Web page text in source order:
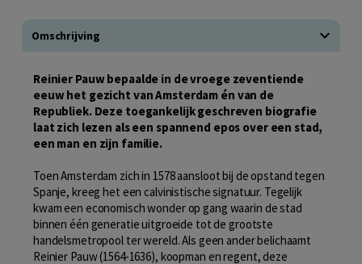
Omschrijving
Reinier Pauw bepaalde in de vroege zeventiende
eeuw het gezicht van Amsterdam én van de
Republiek. Deze toegankelijk geschreven biografie
laat zich lezen als een spannend epos over een stad,
een man en zijn familie.
Toen Amsterdam zich in 1578 aansloot bij de opstand tegen
Spanje, kreeg het een calvinistische signatuur. Tegelijk
kwam een economisch wonder op gang waarin de stad
binnen één generatie uitgroeide tot de grootste
handelsmetropool ter wereld. Als geen ander belichaamt
Reinier Pauw (1564-1636), koopman en regent, deze